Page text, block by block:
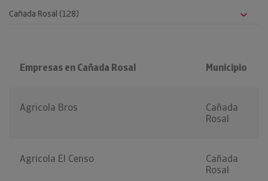
Empresas en Cañada Rosal Municipio
Agricola Bros
Cañada
Rosal
Agricola El Censo
Cañada
Rosal